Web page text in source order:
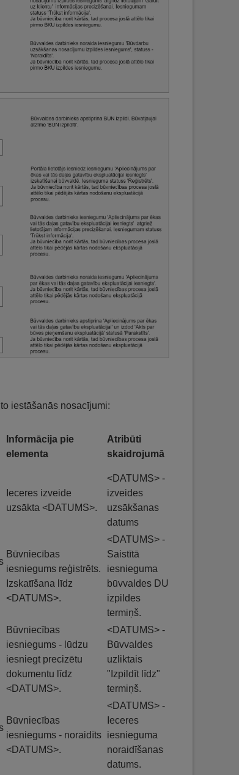
iestāšanās nosacījumi:
Informācija pie
elementa
Atribūti
skaidrojumā
Ieceres izveide
uzsākta <DATUMS>.
<DATUMS> -
izveides
uzsākšanas
datums
Būvniecības
iesniegums reģistrēts.
Izskatīšana līdz
<DATUMS>.
<DATUMS> -
Saistītā
iesnieguma
būvvaldes DU
izpildes
termiņš.
Būvniecības
iesniegums - lūdzu
iesniegt precizētu
dokumentu līdz
<DATUMS>.
<DATUMS> -
Būvvaldes
uzliktais
"Izpildīt līdz"
termiņš.
Būvniecības
iesniegums - noraidīts
<DATUMS>.
<DATUMS> -
Ieceres
iesnieguma
noraidīšanas
datums.